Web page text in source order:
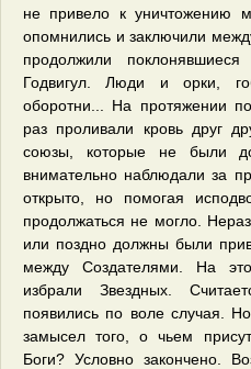
не привело к уничтожению
опомнились и заключили
продолжили
Годвигул. Люди и орки,
оборотни... На протяжении
раз проливали кровь друг
союзы, которые не были
внимательно наблюдали за
открыто, но помогая
продолжаться не могло.
или поздно должны были
между Создателями. На
избрали Звездных.
появились по воле случая.
замысел того, о чьем
Боги? Условно закончено.